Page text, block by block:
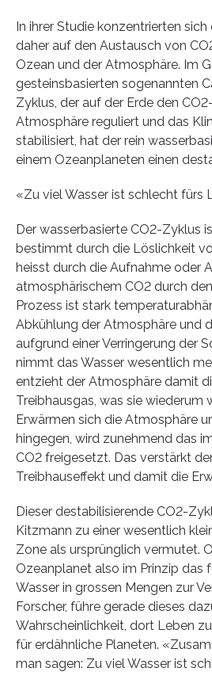
In ihrer Studie konzentrierten sich
daher auf den Austausch von
Ozean und der Atmosphäre. Im
gesteinsbasierten sogenannten
Zyklus, der auf der Erde den
Atmosphäre reguliert und das
stabilisiert, hat der rein
einem Ozeanplaneten einen
«Zu viel Wasser ist schlecht fürs
Der wasserbasierte CO2-Zyklus
bestimmt durch die Löslichkeit
heisst durch die Aufnahme oder
atmosphärischem CO2 durch
Prozess ist stark
Abkühlung der Atmosphäre und
aufgrund einer Verringerung der
nimmt das Wasser wesentlich
entzieht der Atmosphäre damit
Treibhausgas, was sie wiederum
Erwärmen sich die Atmosphäre
hingegen, wird zunehmend das
CO2 freigesetzt. Das verstärkt
Treibhauseffekt und damit die
Dieser destabilisierende CO2-
Kitzmann zu einer wesentlich
Zone als ursprünglich vermutet.
Ozeanplanet also im Prinzip das
Wasser in grossen Mengen zur
Forscher, führe gerade dieses
Wahrscheinlichkeit, dort Leben
für erdähnliche Planeten.
man sagen: Zu viel Wasser ist